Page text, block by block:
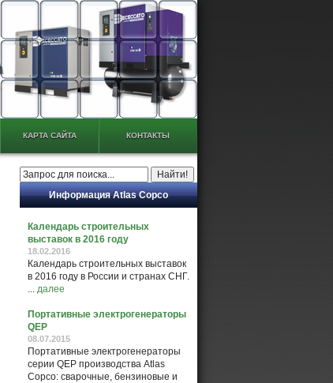
КАРТА САЙТА КОНТАКТЫ
Информация Atlas Copco
Календарь строительных
выставок в 2016 году
18.02.2016
Календарь строительных выставок
в 2016 году в России и странах СНГ.
... далее
Портативные электрогенераторы
QEP
08.07.2015
Портативные электрогенераторы
серии QEP производства Atlas
Copco: сварочные, бензиновые и